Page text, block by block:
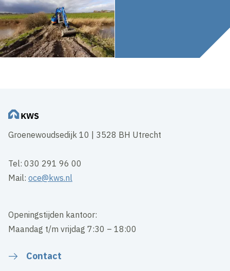
Groenewoudsedijk 10 | 3528 BH Utrecht
Tel: 030 291 96 00
Mail:oce@kws.nl
Openingstijden kantoor:
Maandag t/m vrijdag 7:30 – 18:00
Contact